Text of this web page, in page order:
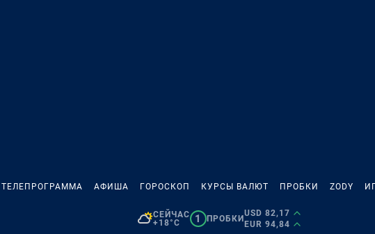
ТЕЛЕПРОГРАММА АФИША ГОРОСКОП КУРСЫ ВАЛЮТ ПРОБКИ ZODY
СЕЙЧАС
+18°C
1 ПРОБКИ
USD 82,17
EUR 94,84